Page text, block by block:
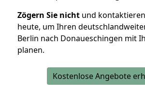
Zögern Sie nicht und
heute, um Ihren
Berlin nach Donaueschingen mit
planen.
Kostenlose Angebote